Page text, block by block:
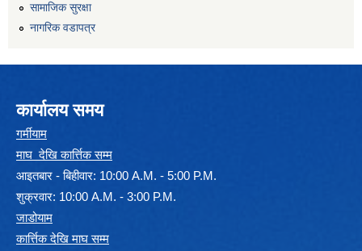
सामाजिक सुरक्षा
नागरिक वडापत्र
कार्यालय समय
गर्मीयाम
माघ देखि कार्त्तिक सम्म
आइतबार - बिहीवार: 10:00 A.M. - 5:00 P.M.
शुक्रवार: 10:00 A.M. - 3:00 P.M.
जाडोयाम
कार्त्तिक देखि माघ सम्म